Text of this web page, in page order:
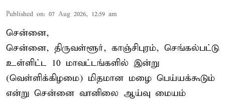
Published on: 07 Aug 2026, 12:59 am
சென்னை,
சென்னை, திருவள்ளூர், காஞ்சிபுரம், செங்கல்பட்டு
உள்ளிட்ட 10 மாவட்டங்களில் இன்று
(வெள்ளிக்கிழமை) மிதமான மழை பெய்யக்கூடும்
என்று சென்னை வானிலை ஆய்வு மையம்